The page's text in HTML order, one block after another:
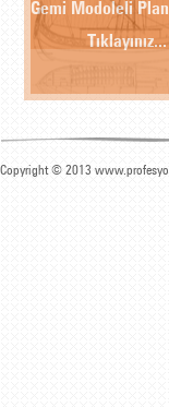
Gemi Modoleli
Tıklayınız...
Copyright © 2013